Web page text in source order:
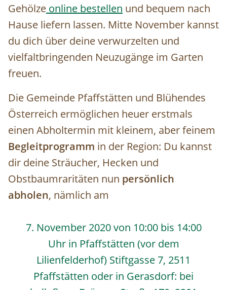
Gehölze online bestellen und bequem nach
Hause liefern lassen. Mitte November kannst
du dich über deine verwurzelten und
vielfaltbringenden Neuzugänge im Garten
freuen.
Die Gemeinde Pfaffstätten und Blühendes
Österreich ermöglichen heuer erstmals
einen Abholtermin mit kleinem, aber feinem
Begleitprogramm in der Region: Du kannst
dir deine Sträucher, Hecken und
Obstbaumraritäten nun persönlich
abholen, nämlich am
7. November 2020 von 10:00 bis 14:00
Uhr in Pfaffstätten (vor dem
Lilienfelderhof) Stiftgasse 7, 2511
Pfaffstätten oder in Gerasdorf: bei